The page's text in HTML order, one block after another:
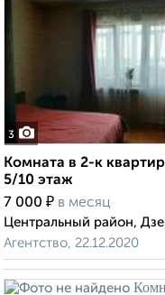
3
Комната в 2-к
5/10 этаж
7 000 ₽ в месяц
Центральный район,
Агентство, 22.12.2020